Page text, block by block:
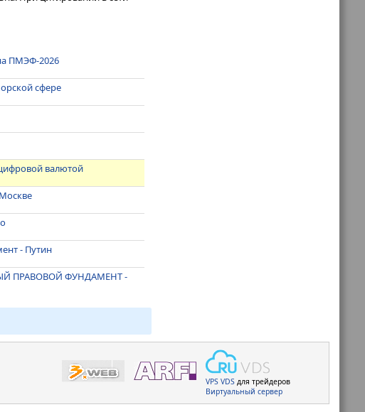
ПМЭФ-2026
сфере
валютой
- Путин
ПРАВОВОЙ ФУНДАМЕНТ -
VPS VDS для трейдеров
Виртуальный сервер